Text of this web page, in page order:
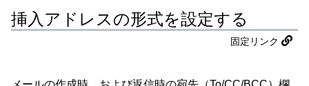
挿入アドレスの形式を設定する
固定リンク